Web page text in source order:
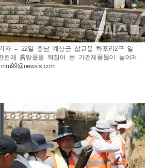
자 = 22일 충남 예산군 삽교읍 하포리2구 일
에 흙탕물을 뒤집어 쓴 가전제품들이 놓여져